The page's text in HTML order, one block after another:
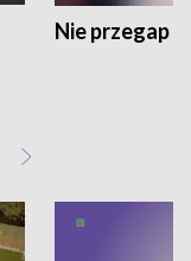
Nie przegap